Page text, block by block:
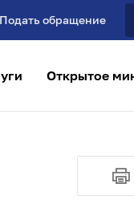
Подать обращение
Открытое